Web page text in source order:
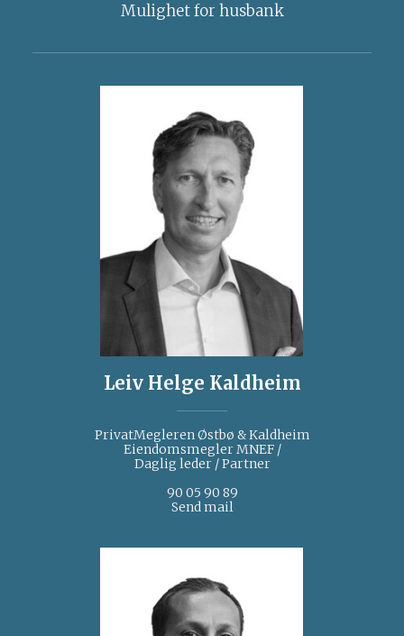
Mulighet for husbank
Leiv Helge Kaldheim
PrivatMegleren Østbø & Kaldheim
Eiendomsmegler MNEF /
Daglig leder / Partner
90 05 90 89
Send mail